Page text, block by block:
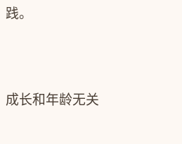
践。
成长和年龄无关